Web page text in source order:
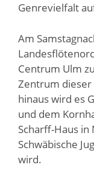
Genrevielfalt
Am
Centrum Ulm
Zentrum
hinaus wird es
und dem
Scharff-Haus in
Schwäbische
wird.